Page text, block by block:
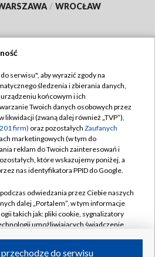
/ WROCŁAW
TVP
TVP
prywatności
Moje zgody
Pomoc
Kontakt
Kanały
serwisu", aby wyrazić zgody na
śledzenia i zbierania danych,
końcowym i ich
Twoich danych osobowych przez
likwidacji (zwaną dalej również „TVP”),
firm) oraz pozostałych Zaufanych
marketingowych (w tym do
reklam do Twoich zainteresowań i
które wskazujemy poniżej, a
nas identyfikatora PPID do Google.
odwiedzania przez Ciebie naszych
dalej „Portalem”, w tym informacje
takich jak: pliki cookie, sygnalizatory
umożliwiających świadczenie
do serwisu